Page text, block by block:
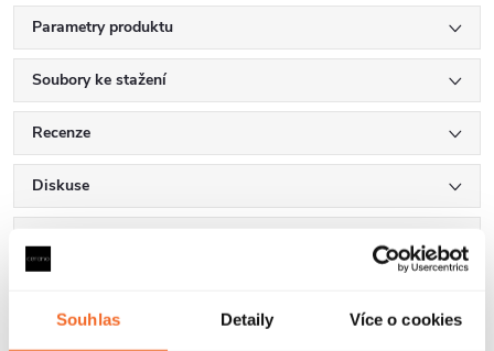
Souhlas Detaily Více o cookies
Parametry produktu
Soubory ke stažení
Recenze
Diskuse
Další inspirace